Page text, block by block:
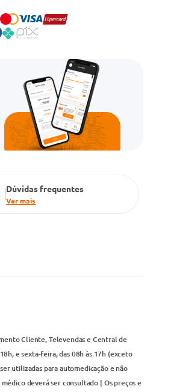
Dúvidas frequentes
Ver mais
Cliente, Televendas e Central de
e sexta-feira, das 08h às 17h (exceto
utilizadas para automedicação e não
deverá ser consultado | Os preços e